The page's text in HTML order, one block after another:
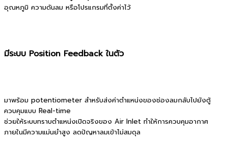
อุณหภูมิ ความดันลม หรือโปรแกรมที่ตั้งค่าไว้
มีระบบ Position Feedback ในตัว
มาพร้อม potentiometer สำหรับส่งค่าตำแหน่งของช่องลมกลับไปยังตู้
ควบคุมแบบ Real-time
ช่วยให้ระบบทราบตำแหน่งเปิดจริงของ Air Inlet ทำให้การควบคุมอากาศ
ภายในมีความแม่นยำสูง ลดปัญหาลมเข้าไม่สมดุล